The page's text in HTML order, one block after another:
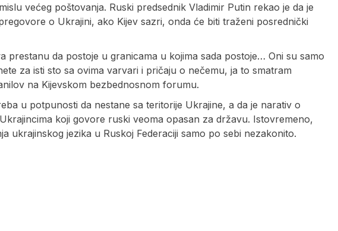
većeg poštovanja. Ruski predsednik Vladimir Putin rekao je da je
o Ukrajini, ako Kijev sazri, onda će biti traženi posrednički
prestanu da postoje u granicama u kojima sada postoje… Oni su samo
za isti sto sa ovima varvari i pričaju o nečemu, ja to smatram
na Kijevskom bezbednosnom forumu.
u potpunosti da nestane sa teritorije Ukrajine, a da je narativ o
koji govore ruski veoma opasan za državu. Istovremeno,
ukrajinskog jezika u Ruskoj Federaciji samo po sebi nezakonito.